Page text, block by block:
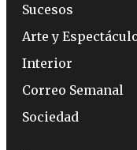
Sucesos
Arte y
Interior
Correo Semanal
Sociedad